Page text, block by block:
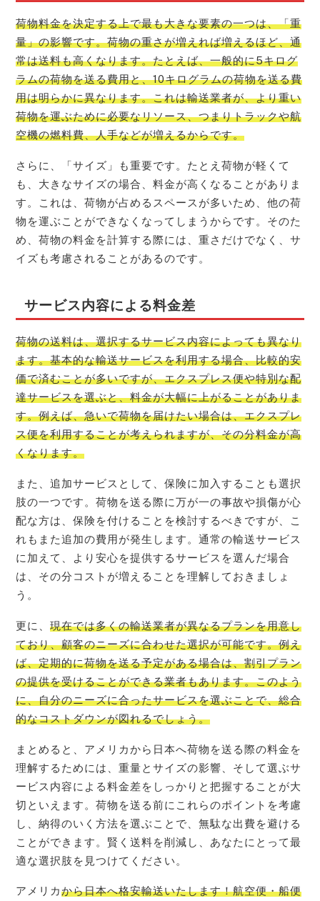
荷物料金を決定する上で最も大きな要素の一つは、「重
量」の影響です。荷物の重さが増えれば増えるほど、通
常は送料も高くなります。たとえば、一般的に5キログ
ラムの荷物を送る費用と、10キログラムの荷物を送る費
用は明らかに異なります。これは輸送業者が、より重い
荷物を運ぶために必要なリソース、つまりトラックや航
空機の燃料費、人手などが増えるからです。
さらに、「サイズ」も重要です。たとえ荷物が軽くて
も、大きなサイズの場合、料金が高くなることがありま
す。これは、荷物が占めるスペースが多いため、他の荷
物を運ぶことができなくなってしまうからです。そのた
め、荷物の料金を計算する際には、重さだけでなく、サ
イズも考慮されることがあるのです。
サービス内容による料金差
荷物の送料は、選択するサービス内容によっても異なり
ます。基本的な輸送サービスを利用する場合、比較的安
価で済むことが多いですが、エクスプレス便や特別な配
達サービスを選ぶと、料金が大幅に上がることがありま
す。例えば、急いで荷物を届けたい場合は、エクスプレ
ス便を利用することが考えられますが、その分料金が高
くなります。
また、追加サービスとして、保険に加入することも選択
肢の一つです。荷物を送る際に万が一の事故や損傷が心
配な方は、保険を付けることを検討するべきですが、こ
れもまた追加の費用が発生します。通常の輸送サービス
に加えて、より安心を提供するサービスを選んだ場合
は、その分コストが増えることを理解しておきましょ
う。
更に、現在では多くの輸送業者が異なるプランを用意し
ており、顧客のニーズに合わせた選択が可能です。例え
ば、定期的に荷物を送る予定がある場合は、割引プラン
の提供を受けることができる業者もあります。このよう
に、自分のニーズに合ったサービスを選ぶことで、総合
的なコストダウンが図れるでしょう。
まとめると、アメリカから日本へ荷物を送る際の料金を
理解するためには、重量とサイズの影響、そして選ぶサ
ービス内容による料金差をしっかりと把握することが大
切といえます。荷物を送る前にこれらのポイントを考慮
し、納得のいく方法を選ぶことで、無駄な出費を避ける
ことができます。賢く送料を削減し、あなたにとって最
適な選択肢を見つけてください。
アメリカから日本へ格安輸送いたします！航空便・船便